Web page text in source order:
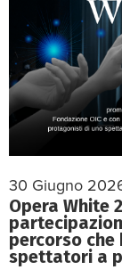
30 Giugno
Opera White
percorso
spettatori a